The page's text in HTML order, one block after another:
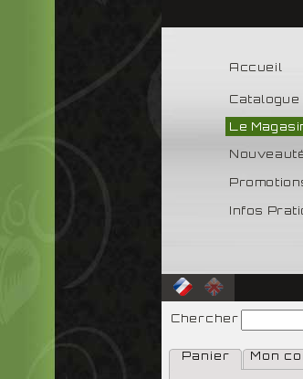
Accueil
Le
Infos
Chercher
Panier Mon